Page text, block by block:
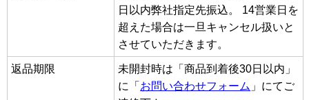
日以内弊社指定先振込。 14営業日を
超えた場合は一旦キャンセル扱いと
させていただきます。
返品期限
未開封時は「商品到着後30日以内」
に「 お問い合わせフォーム 」にてご